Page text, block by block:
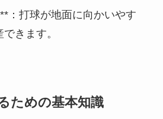
：打球が地面に向かいやす
きます。
ための基本知識